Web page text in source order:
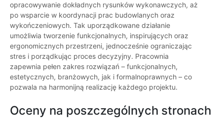
opracowywanie dokładnych rysunków wykonawczych, aż
po wsparcie w koordynacji prac budowlanych oraz
wykończeniowych. Tak uporządkowane działanie
umożliwia tworzenie funkcjonalnych, inspirujących oraz
ergonomicznych przestrzeni, jednocześnie ograniczając
stres i porządkując proces decyzyjny. Pracownia
zapewnia pełen zakres rozwiązań – funkcjonalnych,
estetycznych, branżowych, jak i formalnoprawnych – co
pozwala na harmonijną realizację każdego projektu.
Oceny na poszczególnych stronach